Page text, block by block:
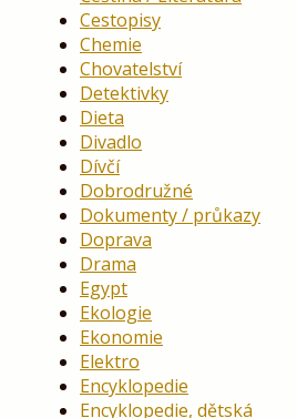
Cestopisy
Chemie
Chovatelství
Detektivky
Dieta
Divadlo
Dívčí
Dobrodružné
Dokumenty / průkazy
Doprava
Drama
Egypt
Ekologie
Ekonomie
Elektro
Encyklopedie
Encyklopedie, dětská